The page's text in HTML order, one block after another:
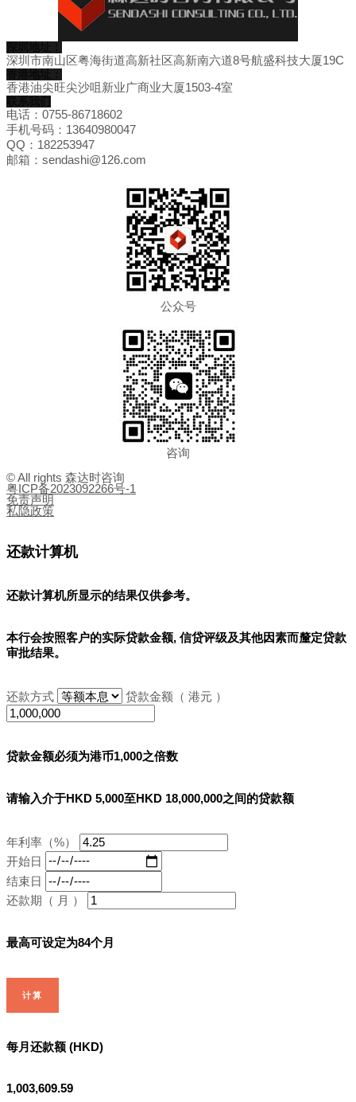
深圳市南山区粤海街道高新社区高新南六道8号航盛科技大厦19C
香港油尖旺尖沙咀新业广商业大厦1503-4室
电话：0755-86718602
手机号码：13640980047
QQ：182253947
邮箱：sendashi@126.com
公众号
咨询
© All rights 森达时咨询
粤ICP备2023092266号-1
免责声明
私隐政策
还款计算机
还款计算机所显示的结果仅供参考。
本行会按照客户的实际贷款金额, 信贷评级及其他因素而釐定贷款
审批结果。
还款方式 贷款金额（ 港元 ）
贷款金额必须为港币1,000之倍数
请输入介于HKD 5,000至HKD 18,000,000之间的贷款额
年利率（%）
开始日
结束日
还款期（ 月 ）
最高可设定为84个月
计算
每月还款额 (HKD)
1,003,609.59